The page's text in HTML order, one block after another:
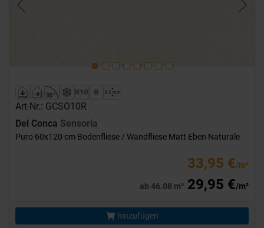
Previous Next
Art-Nr.: GCSO10R
Del Conca Sensoria
Puro 60x120 cm Bodenfliese / Wandfliese Matt Eben Naturale
33,95 €/m²
ab 46.08 m² 29,95 €/m²
hinzufügen